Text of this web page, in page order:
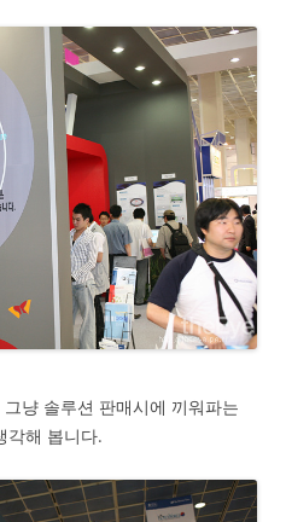
냥 솔루션 판매시에 끼워파는
각해 봅니다.